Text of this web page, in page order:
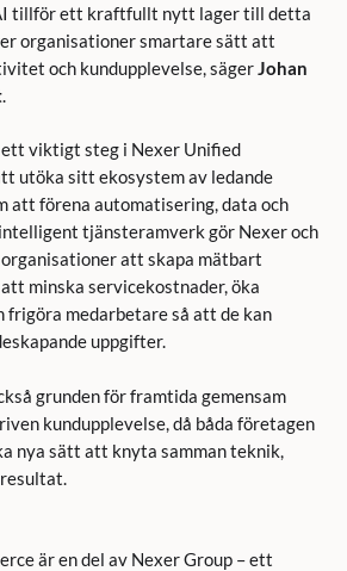
tillför ett kraftfullt nytt lager till detta
organisationer smartare sätt att
och kundupplevelse, säger Johan
viktigt steg i Nexer Unified
utöka sitt ekosystem av ledande
att förena automatisering, data och
tjänsteramverk gör Nexer och
att skapa mätbart
minska servicekostnader, öka
frigöra medarbetare så att de kan
uppgifter.
grunden för framtida gemensam
kundupplevelse, då båda företagen
nya sätt att knyta samman teknik,
är en del av Nexer Group – ett